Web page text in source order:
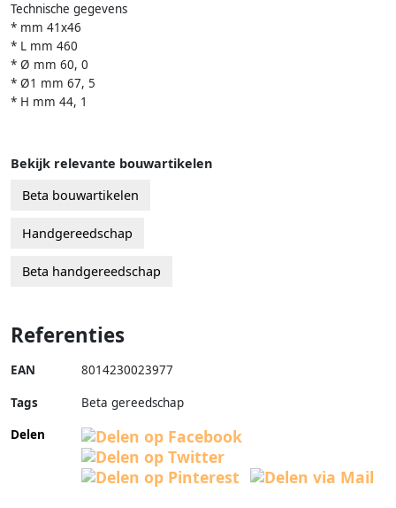
Technische gegevens
* mm 41x46
* L mm 460
* Ø mm 60, 0
* Ø1 mm 67, 5
* H mm 44, 1
Bekijk relevante bouwartikelen
Beta bouwartikelen
Handgereedschap
Beta handgereedschap
Referenties
EAN 8014230023977
Tags
Beta gereedschap
Delen